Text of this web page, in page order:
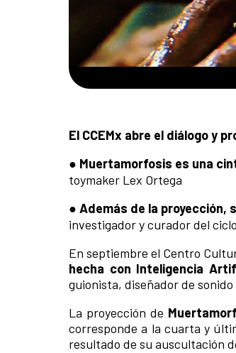
El CCEMx abre el diálogo y
● Muertamorfosis es una
toymaker Lex Ortega
● Además de la proyección,
investigador y curador del
En septiembre el Centro
hecha con Inteligencia
guionista, diseñador de
La proyección de
corresponde a la cuarta y
resultado de su auscultación